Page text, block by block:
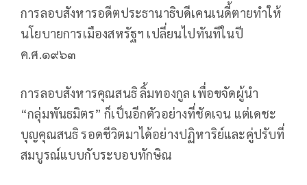
การลอบสังหารอดีตประธานาธิบดีเคนเนดี้ตายทำให้
นโยบายการเมืองสหรัฐฯ เปลี่ยนไปทันทีในปี
ค.ศ.๑๙๖๓
การลอบสังหารคุณสนธิ ลิ้มทองกูล เพื่อขจัดผู้นำ
“กลุ่มพันธมิตร” ก็เป็นอีกตัวอย่างที่ชัดเจน แต่เดชะ
บุญคุณสนธิ รอดชีวิตมาได้อย่างปฏิหาริย์และคู่ปรับที่
สมบูรณ์แบบกับระบอบทักษิณ